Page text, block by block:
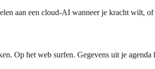
aan een cloud-AI wanneer je kracht wilt,
Op het web surfen. Gegevens uit je